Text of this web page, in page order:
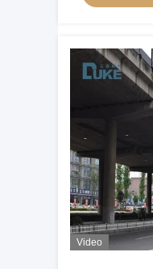
Video